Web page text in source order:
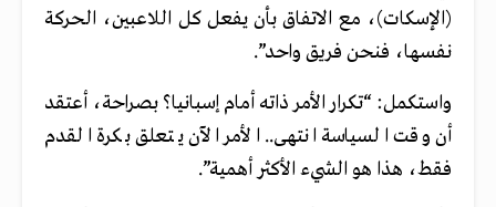
(الإسكات)، مع الاتفاق بأن يفعل كل اللاعبين، الحركة
نفسها، فنحن فريق واحد”.
واستكمل: “تكرار الأمر ذاته أمام إسبانيا؟ بصراحة، أعتقد
أن وقت السياسة انتهى.. الأمر الآن يتعلق بكرة القدم
فقط، هذا هو الشيء الأكثر أهمية”.